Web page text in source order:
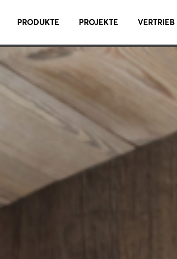
PRODUKTE PROJEKTE VERTRIEB